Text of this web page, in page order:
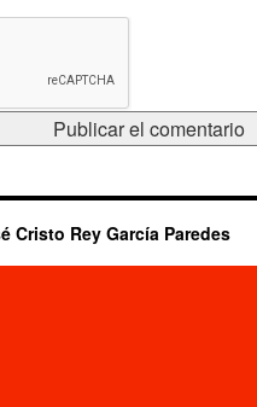
Cristo Rey García Paredes